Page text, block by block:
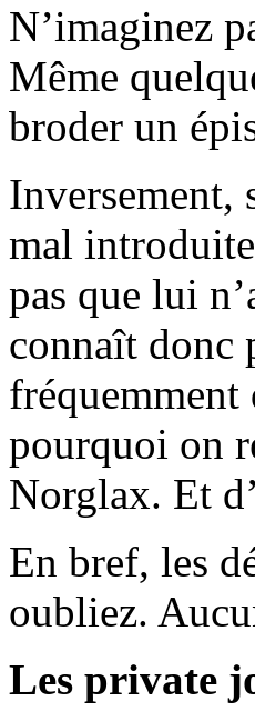
N’imaginez
Même
broder un
Inversement,
mal
pas que lui
connaît donc
fréquemment
pourquoi on
Norglax. Et
En bref, les
oubliez.
Les private